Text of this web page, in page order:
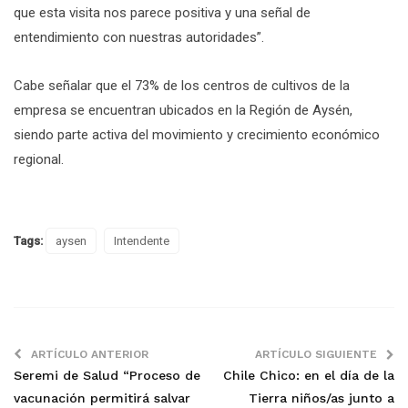
que esta visita nos parece positiva y una señal de
entendimiento con nuestras autoridades”.
Cabe señalar que el 73% de los centros de cultivos de la
empresa se encuentran ubicados en la Región de Aysén,
siendo parte activa del movimiento y crecimiento económico
regional.
Tags: aysen Intendente
ARTÍCULO ANTERIOR
Seremi de Salud “Proceso de
vacunación permitirá salvar
ARTÍCULO SIGUIENTE
Chile Chico: en el día de la
Tierra niños/as junto a